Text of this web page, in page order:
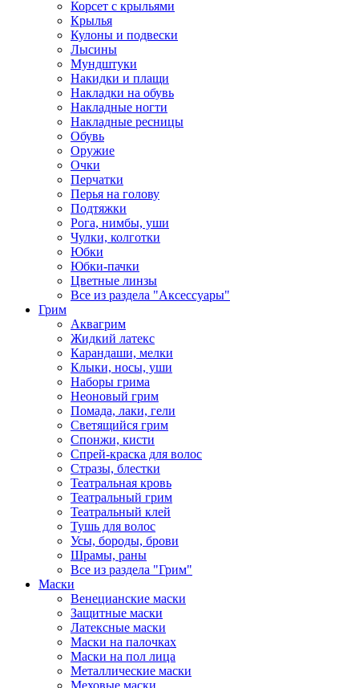
Корсет с крыльями
Крылья
Кулоны и подвески
Лысины
Мундштуки
Накидки и плащи
Накладки на обувь
Накладные ногти
Накладные ресницы
Обувь
Оружие
Очки
Перчатки
Перья на голову
Подтяжки
Рога, нимбы, уши
Чулки, колготки
Юбки
Юбки-пачки
Цветные линзы
Все из раздела "Аксессуары"
Грим
Аквагрим
Жидкий латекс
Карандаши, мелки
Клыки, носы, уши
Наборы грима
Неоновый грим
Помада, лаки, гели
Светящийся грим
Спонжи, кисти
Спрей-краска для волос
Стразы, блестки
Театральная кровь
Театральный грим
Театральный клей
Тушь для волос
Усы, бороды, брови
Шрамы, раны
Все из раздела "Грим"
Маски
Венецианские маски
Защитные маски
Латексные маски
Маски на палочках
Маски на пол лица
Металлические маски
Меховые маски